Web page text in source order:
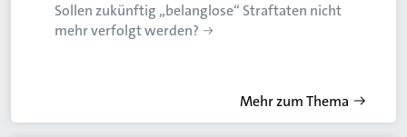
Sollen zukünftig „belanglose“ Straftaten nicht
mehr verfolgt werden?
Mehr zum Thema